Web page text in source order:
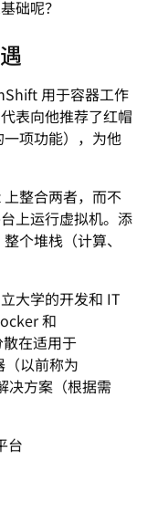
础呢？
用于容器工作
表向他推荐了红帽
项功能），为他
整合两者，而不
上运行虚拟机。添
个堆栈（计算、
大学的开发和 IT
和
在适用于
以前称为
决方案（根据需
台